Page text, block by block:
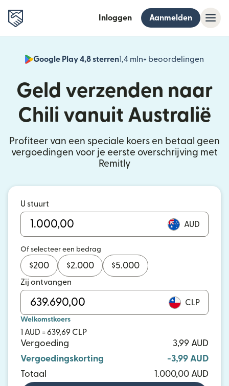
Inloggen Aanmelden
Google Play 4,8 sterren1,4 mln+ beoordelingen
Geld verzenden naar
Chili vanuit Australië
Profiteer van een speciale koers en betaal geen
vergoedingen voor je eerste overschrijving met
Remitly
U stuurt
AUD
Of selecteer een bedrag
$200 $2.000 $5.000
Zij ontvangen
CLP
Welkomstkoers
1 AUD = 639,69 CLP
Vergoeding
3,99 AUD
Vergoedingskorting
-3,99 AUD
Totaal
1.000,00 AUD